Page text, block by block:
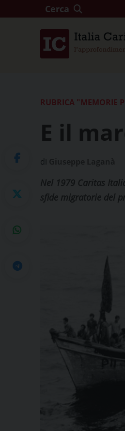
Cerca
RUBRICA "MEMORIE
E il
di
Nel 1979 Caritas
sfide migratorie del